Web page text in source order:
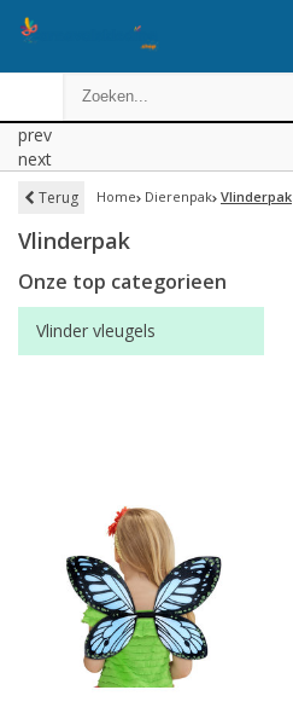
prev
next
Terug Home Dierenpak Vlinderpak
Vlinderpak
Onze top categorieen
Vlinder vleugels